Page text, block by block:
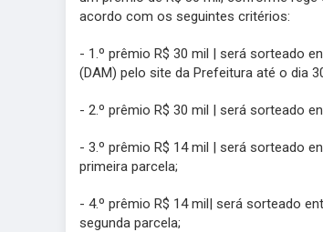
acordo com os seguintes critérios:
- 1.º prêmio R$ 30 mil | será sorteado
(DAM) pelo site da Prefeitura até o dia
- 2.º prêmio R$ 30 mil | será sorteado
- 3.º prêmio R$ 14 mil | será sorteado
primeira parcela;
- 4.º prêmio R$ 14 mil| será sorteado
segunda parcela;